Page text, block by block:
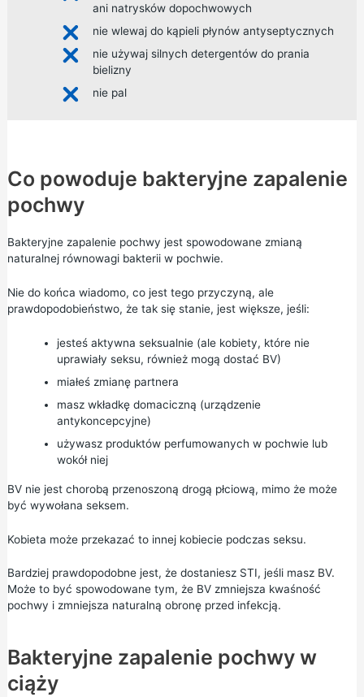
ani natrysków dopochwowych
nie wlewaj do kąpieli płynów antyseptycznych
nie używaj silnych detergentów do prania
bielizny
nie pal
Co powoduje bakteryjne zapalenie
pochwy
Bakteryjne zapalenie pochwy jest spowodowane zmianą
naturalnej równowagi bakterii w pochwie.
Nie do końca wiadomo, co jest tego przyczyną, ale
prawdopodobieństwo, że tak się stanie, jest większe, jeśli:
jesteś aktywna seksualnie (ale kobiety, które nie
uprawiały seksu, również mogą dostać BV)
miałeś zmianę partnera
masz wkładkę domaciczną (urządzenie
antykoncepcyjne)
używasz produktów perfumowanych w pochwie lub
wokół niej
BV nie jest chorobą przenoszoną drogą płciową, mimo że może
być wywołana seksem.
Kobieta może przekazać to innej kobiecie podczas seksu.
Bardziej prawdopodobne jest, że dostaniesz STI, jeśli masz BV.
Może to być spowodowane tym, że BV zmniejsza kwaśność
pochwy i zmniejsza naturalną obronę przed infekcją.
Bakteryjne zapalenie pochwy w
ciąży